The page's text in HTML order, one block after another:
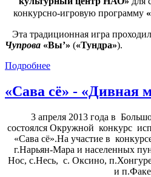
конкурсно-игровую программу
Эта традиционная игра
Чупрова «Вы’» («Тундра»).
Подробнее
«Сава сё» - «Дивная
3 апреля 2013 года в
состоялся Окружной конкурс
«Сава сё».На участие в
г.Нарьян-Мара и населенных
Нос, с.Несь, с. Оксино,
и